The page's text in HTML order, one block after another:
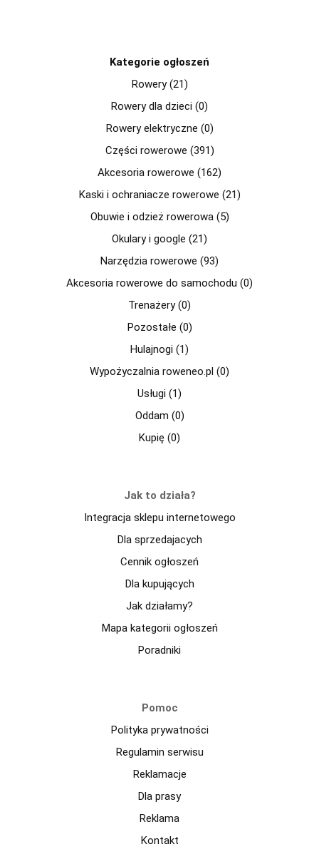
Kategorie ogłoszeń
Rowery (21)
Rowery dla dzieci (0)
Rowery elektryczne (0)
Części rowerowe (391)
Akcesoria rowerowe (162)
Kaski i ochraniacze rowerowe (21)
Obuwie i odzież rowerowa (5)
Okulary i google (21)
Narzędzia rowerowe (93)
Akcesoria rowerowe do samochodu (0)
Trenażery (0)
Pozostałe (0)
Hulajnogi (1)
Wypożyczalnia roweneo.pl (0)
Usługi (1)
Oddam (0)
Kupię (0)
Jak to działa?
Integracja sklepu internetowego
Dla sprzedajacych
Cennik ogłoszeń
Dla kupujących
Jak działamy?
Mapa kategorii ogłoszeń
Poradniki
Pomoc
Polityka prywatności
Regulamin serwisu
Reklamacje
Dla prasy
Reklama
Kontakt